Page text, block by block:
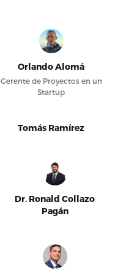
Orlando Alomá
Gerente de Proyectos en un
Startup
Tomás Ramírez
Dr. Ronald Collazo
Pagán